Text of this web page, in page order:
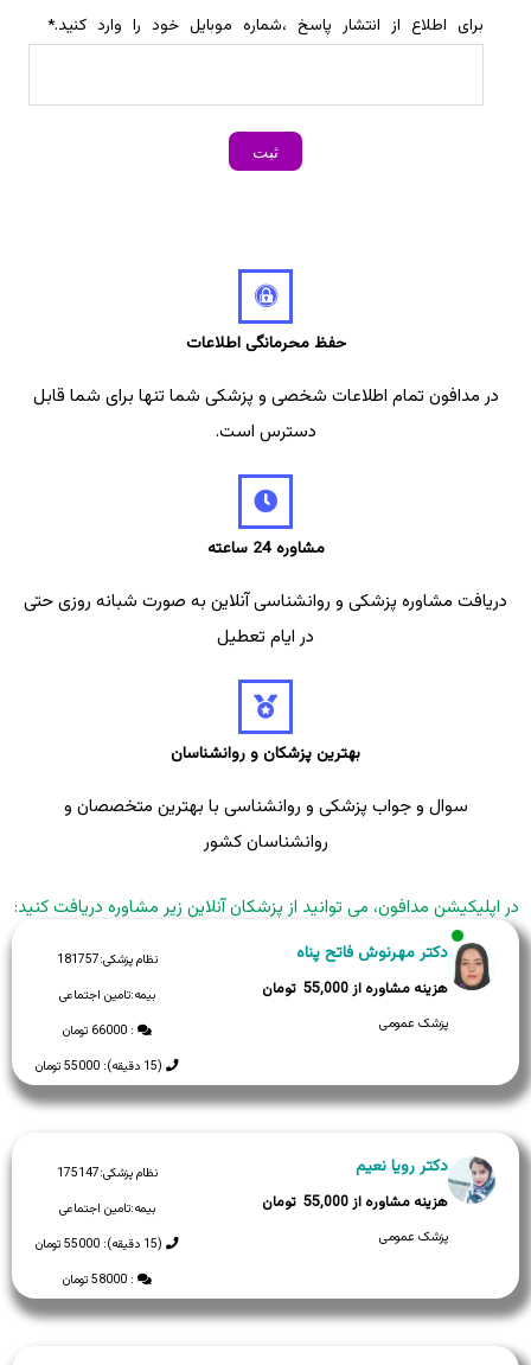
برای اطلاع از انتشار پاسخ ،شماره موبایل خود را وارد کنید.*
حفظ محرمانگی اطلاعات
در مدافون تمام اطلاعات شخصی و پزشکی شما تنها برای شما قابل
دسترس است.
مشاوره 24 ساعته
دریافت مشاوره پزشکی و روانشناسی آنلاین به صورت شبانه روزی حتی
در ایام تعطیل
بهترین پزشکان و روانشناسان
سوال و جواب پزشکی و روانشناسی با بهترین متخصصان و
روانشناسان کشور
در اپلیکیشن مدافون، می توانید از پزشکان آنلاین زیر مشاوره دریافت کنید:
نظام پزشکی:181757
بیمه:تامین اجتماعی
: 66000 تومان
(15 دقیقه): 55000 تومان
دکتر مهرنوش فاتح پناه
55,000
پزشک عمومی
نظام پزشکی:175147
بیمه:تامین اجتماعی
(15 دقیقه): 55000 تومان
: 58000 تومان
دکتر رویا نعیم
55,000
پزشک عمومی